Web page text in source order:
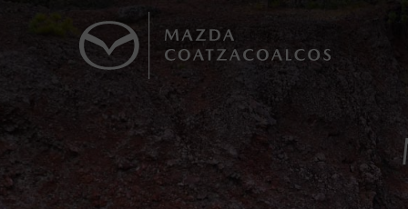
1
Los precios y especificaciones indicados
I.S.A.N., y pueden cambiar sin previo
modificar las especificaciones y los
Todas las imágenes del sitio son meramente ilustrativas.